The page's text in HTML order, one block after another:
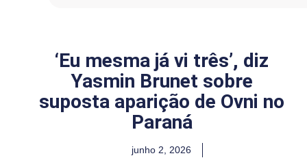
‘Eu mesma já vi três’, diz
Yasmin Brunet sobre
suposta aparição de Ovni no
Paraná
junho 2, 2026